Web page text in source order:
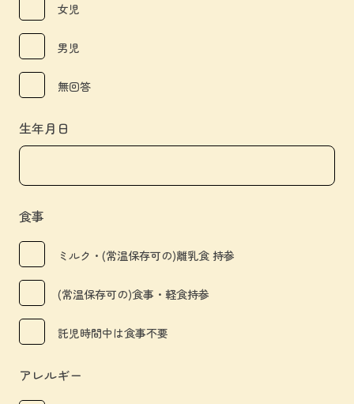
女児
男児
無回答
生年月日
食事
ミルク・(常温保存可の)離乳食 持参
(常温保存可の)食事・軽食持参
託児時間中は食事不要
アレルギー